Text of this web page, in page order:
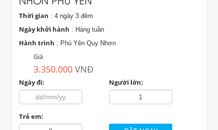
Thời gian : 4 ngày 3 đêm
Ngày khởi hành : Hàng tuần
Hành trình : Phú Yên Quy Nhơn
Giá
3.350.000 VNĐ
Ngày đi: Người lớn:
Trẻ em: